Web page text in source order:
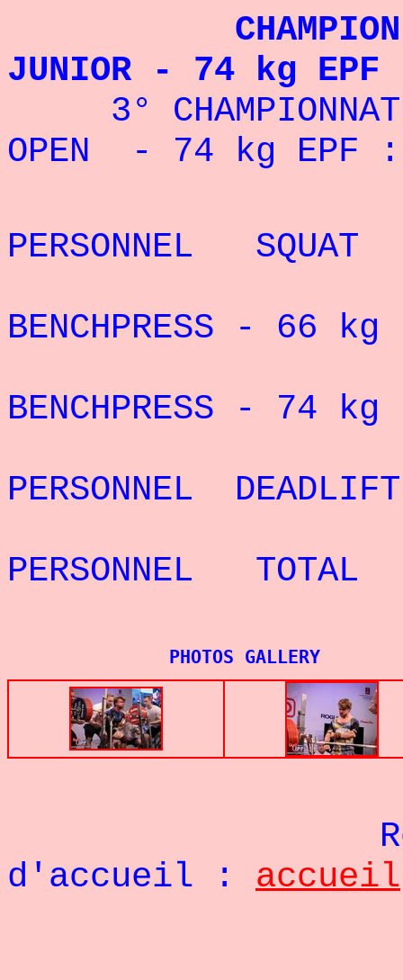
CHAMPION
JUNIOR - 74 kg
3° CHAMPIONNAT
OPEN - 74 kg EPF
PERSONNEL
BENCHPRESS - 66 kg
BENCHPRESS - 74
PERSONNEL
PERSONNEL
PHOTOS GALLERY
d'accueil : accueil